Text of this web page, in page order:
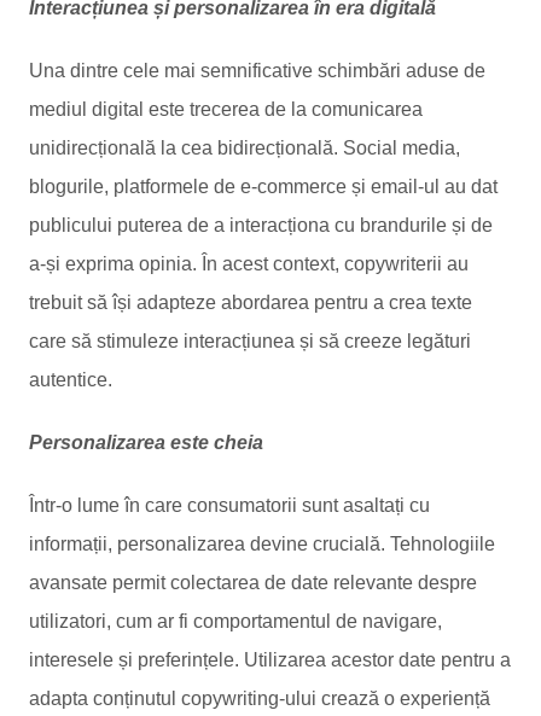
Interacțiunea și personalizarea în era digitală
Una dintre cele mai semnificative schimbări aduse de
mediul digital este trecerea de la comunicarea
unidirecțională la cea bidirecțională. Social media,
blogurile, platformele de e-commerce și email-ul au dat
publicului puterea de a interacționa cu brandurile și de
a-și exprima opinia. În acest context, copywriterii au
trebuit să își adapteze abordarea pentru a crea texte
care să stimuleze interacțiunea și să creeze legături
autentice.
Personalizarea este cheia
Într-o lume în care consumatorii sunt asaltați cu
informații, personalizarea devine crucială. Tehnologiile
avansate permit colectarea de date relevante despre
utilizatori, cum ar fi comportamentul de navigare,
interesele și preferințele. Utilizarea acestor date pentru a
adapta conținutul copywriting-ului crează o experiență